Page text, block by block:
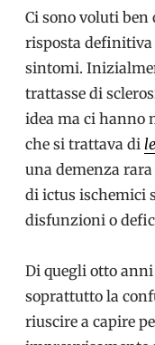
Ci sono voluti
risposta definitiva
sintomi.
trattasse di
idea ma ci hanno
che si trattava di
una demenza
di ictus ischemici
disfunzioni o
Di quegli otto
soprattutto la
riuscire a capire